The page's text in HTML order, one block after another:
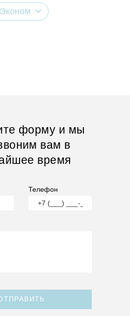
Эконом
форму и мы
вам в
время
Телефон